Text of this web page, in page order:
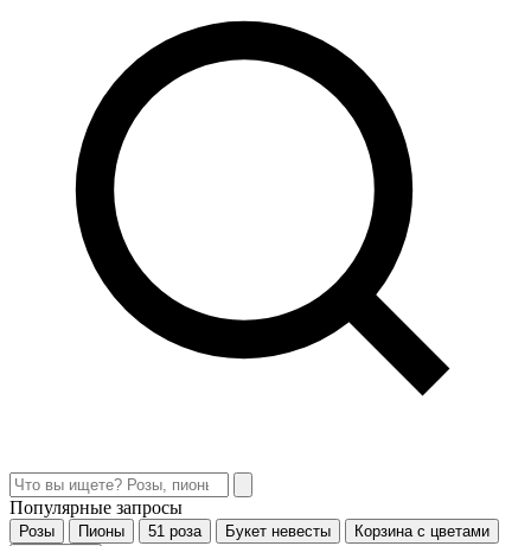
Популярные запросы
Розы Пионы 51 роза Букет невесты
Корзина с цветами